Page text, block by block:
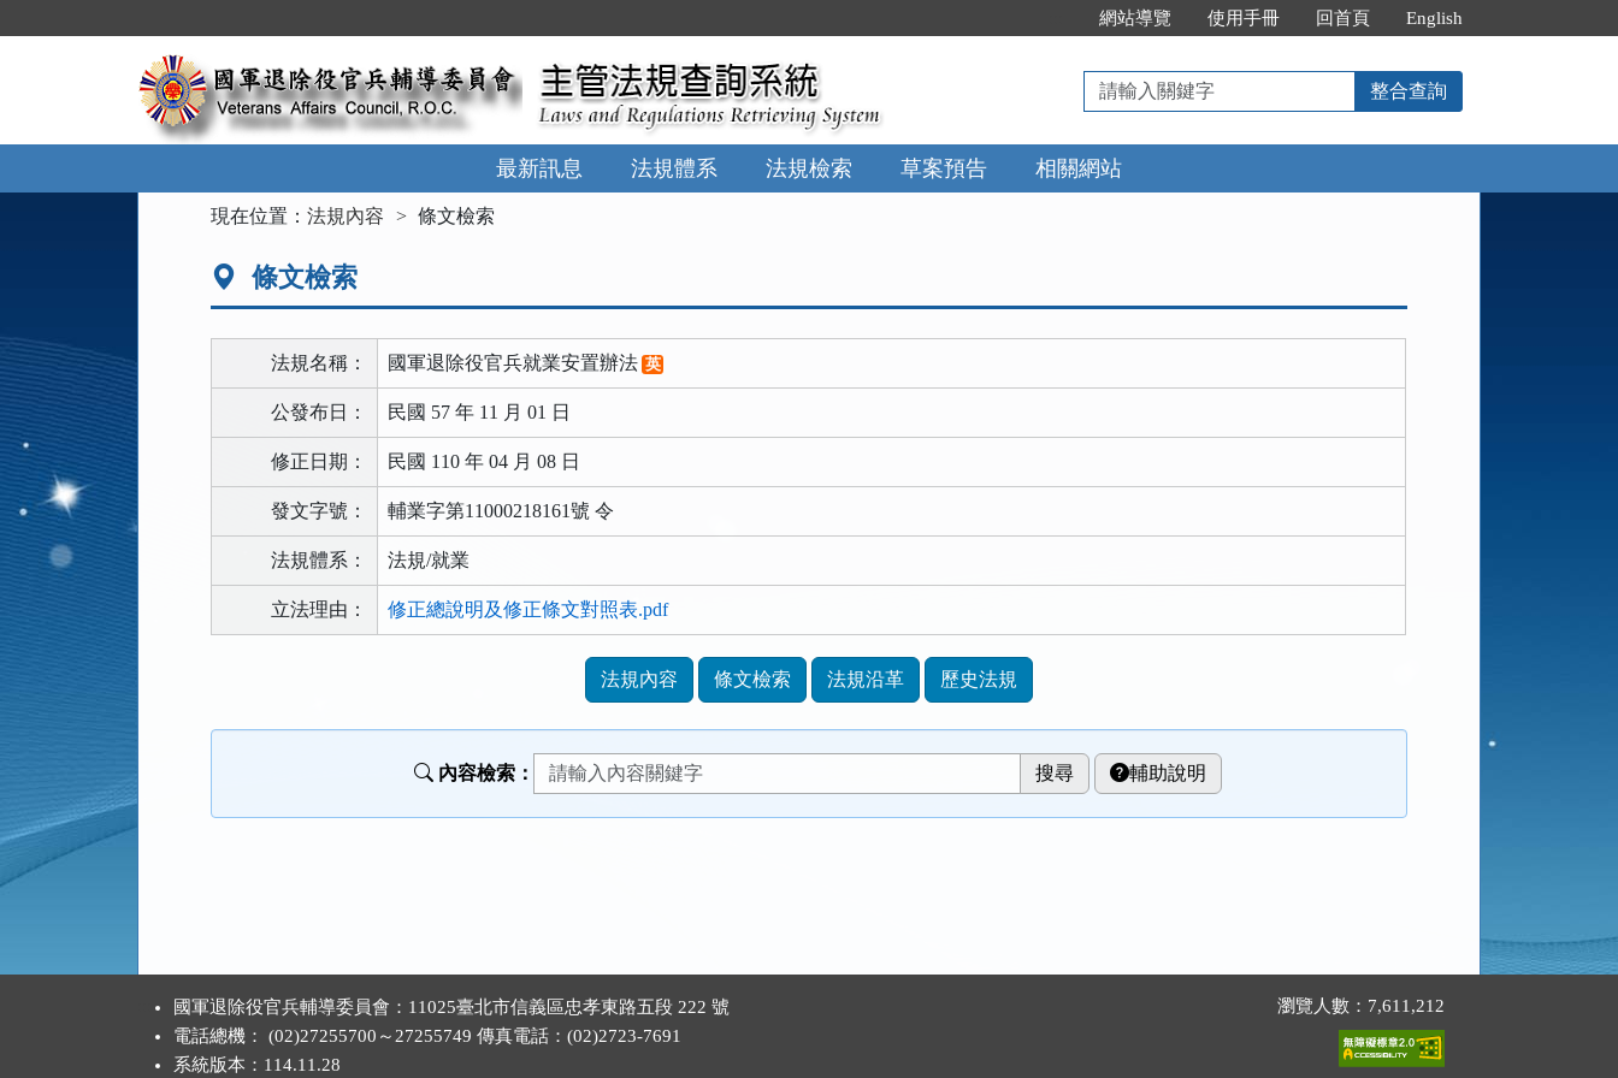
到
網站導覽 使用手冊 回首頁 English
請
輸
入
關
鍵
整合查詢
最新訊息 法規體系 法規檢索 草案預告 相關網站
現在位置：法規內容 條文檢索
條文檢索
法規名稱： 國軍退除役官兵就業安置辦法 英
公發布日： 民國 57 年 11 月 01 日
修正日期： 民國 110 年 04 月 08 日
發文字號： 輔業字第11000218161號 令
法規體系： 法規/就業
立法理由： 修正總說明及修正條文對照表.pdf
功
鈕
法規內容 條文檢索 法規沿革 歷史法規
內容檢索： 輔助說明
國軍退除役官兵輔導委員會：11025臺北市信義區忠孝東路五段 222 號
電話總機： (02)27255700～27255749 傳真電話：(02)2723-7691
系統版本： 114.11.28
瀏覽人數：7,611,212